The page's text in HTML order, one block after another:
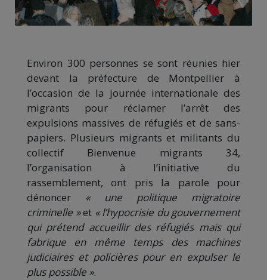
Environ 300 personnes se sont réunies hier
devant la préfecture de Montpellier à
l’occasion de la journée internationale des
migrants pour réclamer l’arrêt des
expulsions massives de réfugiés et de sans-
papiers. Plusieurs migrants et militants du
collectif Bienvenue migrants 34,
l’organisation à l’initiative du
rassemblement, ont pris la parole pour
dénoncer « une politique migratoire
criminelle »et « l’hypocrisie du gouvernement
qui prétend accueillir des réfugiés mais qui
fabrique en même temps des machines
judiciaires et policières pour en expulser le
plus possible ».